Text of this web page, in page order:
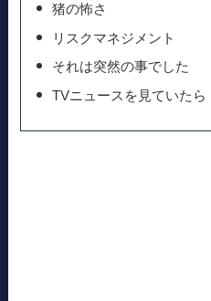
猪の怖さ
リスクマネジメント
それは突然の事でした
TVニュースを見ていたら